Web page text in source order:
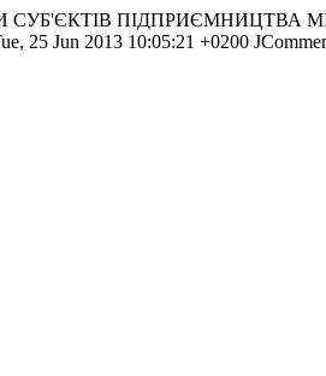
СУБ'ЄКТІВ ПІДПРИЄМНИЦТВА
25 Jun 2013 10:05:21 +0200